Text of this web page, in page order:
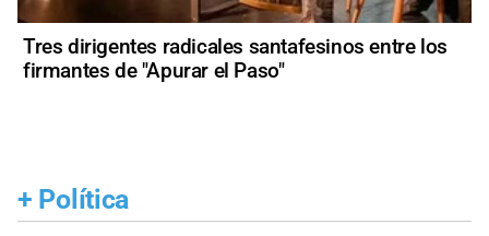
Tres dirigentes radicales santafesinos entre los
firmantes de "Apurar el Paso"
+ Política